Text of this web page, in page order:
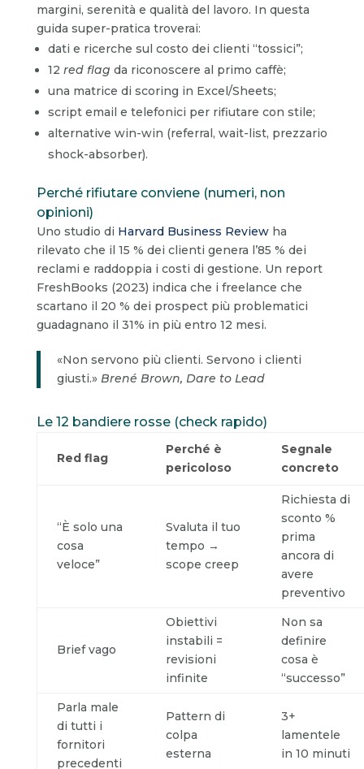
margini, serenità e qualità del lavoro. In questa
guida super-pratica troverai:
dati e ricerche sul costo dei clienti “tossici”;
12 red flag da riconoscere al primo caffè;
una matrice di scoring in Excel/Sheets;
script email e telefonici per rifiutare con stile;
alternative win-win (referral, wait-list, prezzario
shock-absorber).
Perché rifiutare conviene (numeri, non
opinioni)
Uno studio di Harvard Business Reviewha
rilevato che il 15 % dei clienti genera l’85 % dei
reclami e raddoppia i costi di gestione. Un report
FreshBooks (2023) indica che i freelance che
scartano il 20 % dei prospect più problematici
guadagnano il 31% in più entro 12 mesi.
«Non servono più clienti. Servono i clienti
giusti.» Brené Brown, Dare to Lead
Le 12 bandiere rosse (check rapido)
Red flag
Perché è
pericoloso
Segnale
concreto
“È solo una
cosa
veloce”
Svaluta il tuo
tempo →
scope creep
Richiesta di
sconto %
prima
ancora di
avere
preventivo
Brief vago
Obiettivi
instabili =
revisioni
infinite
Non sa
definire
cosa è
“successo”
Parla male
di tutti i
fornitori
precedenti
Pattern di
colpa
esterna
3+
lamentele
in 10 minuti